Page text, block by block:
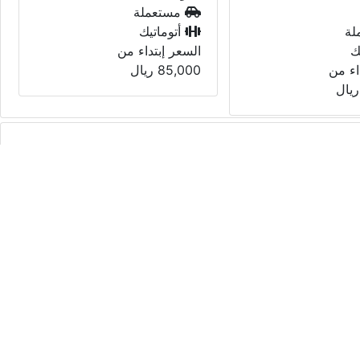
من
الدوحة
مستعملة
أتوماتيك
السعر إبتداء من